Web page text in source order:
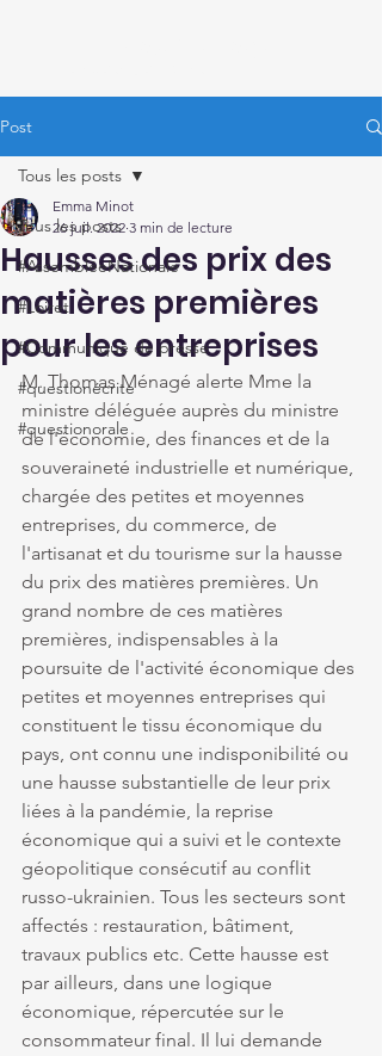
Post
Tous les posts
#AssembléeNationale
#Loiret
#Communiqué de presse
#questionécrite
#questionorale
Tous les posts
Hausses des prix des
matières premières
pour les entreprises
Emma Minot
26 juil. 2022 3 min de lecture
M. Thomas Ménagé alerte Mme la
ministre déléguée auprès du ministre
de l'économie, des finances et de la
souveraineté industrielle et numérique,
chargée des petites et moyennes
entreprises, du commerce, de
l'artisanat et du tourisme sur la hausse
du prix des matières premières. Un
grand nombre de ces matières
premières, indispensables à la
poursuite de l'activité économique des
petites et moyennes entreprises qui
constituent le tissu économique du
pays, ont connu une indisponibilité ou
une hausse substantielle de leur prix
liées à la pandémie, la reprise
économique qui a suivi et le contexte
géopolitique consécutif au conflit
russo-ukrainien. Tous les secteurs sont
affectés : restauration, bâtiment,
travaux publics etc. Cette hausse est
par ailleurs, dans une logique
économique, répercutée sur le
consommateur final. Il lui demande